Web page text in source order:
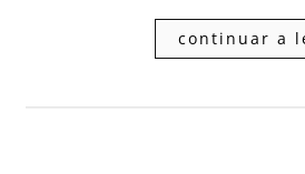
continuar a